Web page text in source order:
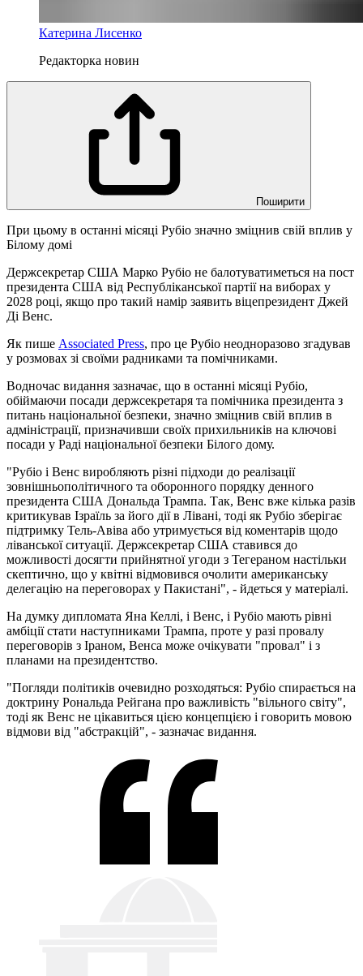
Катерина Лисенко
Редакторка новин
Поширити
При цьому в останні місяці Рубіо значно зміцнив свій вплив у
Білому домі
Держсекретар США Марко Рубіо не балотуватиметься на пост
президента США від Республіканської партії на виборах у
2028 році, якщо про такий намір заявить віцепрезидент Джей
Ді Венс.
Як пише Associated Press, про це Рубіо неодноразово згадував
у розмовах зі своїми радниками та помічниками.
Водночас видання зазначає, що в останні місяці Рубіо,
обіймаючи посади держсекретаря та помічника президента з
питань національної безпеки, значно зміцнив свій вплив в
адміністрації, призначивши своїх прихильників на ключові
посади у Раді національної безпеки Білого дому.
"Рубіо і Венс виробляють різні підходи до реалізації
зовнішньополітичного та оборонного порядку денного
президента США Дональда Трампа. Так, Венс вже кілька разів
критикував Ізраїль за його дії в Лівані, тоді як Рубіо зберігає
підтримку Тель-Авіва або утримується від коментарів щодо
ліванської ситуації. Держсекретар США ставився до
можливості досягти прийнятної угоди з Тегераном настільки
скептично, що у квітні відмовився очолити американську
делегацію на переговорах у Пакистані", - йдеться у матеріалі.
На думку дипломата Яна Келлі, і Венс, і Рубіо мають рівні
амбіції стати наступниками Трампа, проте у разі провалу
переговорів з Іраном, Венса може очікувати "провал" і з
планами на президентство.
"Погляди політиків очевидно розходяться: Рубіо спирається на
доктрину Рональда Рейгана про важливість "вільного світу",
тоді як Венс не цікавиться цією концепцією і говорить мовою
відмови від "абстракцій", - зазначає видання.